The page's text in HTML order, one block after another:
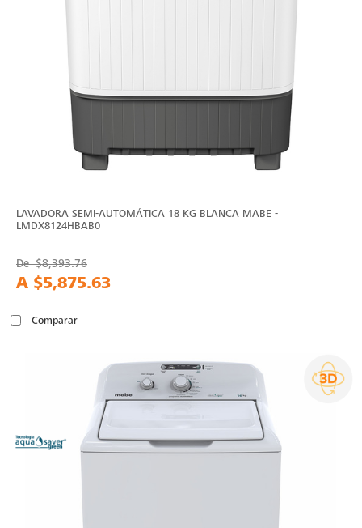
LAVADORA SEMI-AUTOMÁTICA 18 KG BLANCA MABE -
LMDX8124HBAB0
De$8,393.76
A $5,875.63
Comparar